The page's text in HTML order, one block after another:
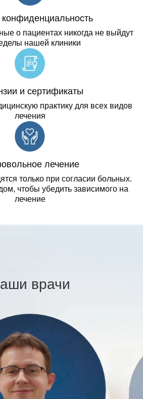
о пациентах никогда не выйдут
нашей клиники
и сертификаты
практику для всех видов
лечения
лечение
только при согласии больных.
чтобы убедить зависимого на
лечение
врачи